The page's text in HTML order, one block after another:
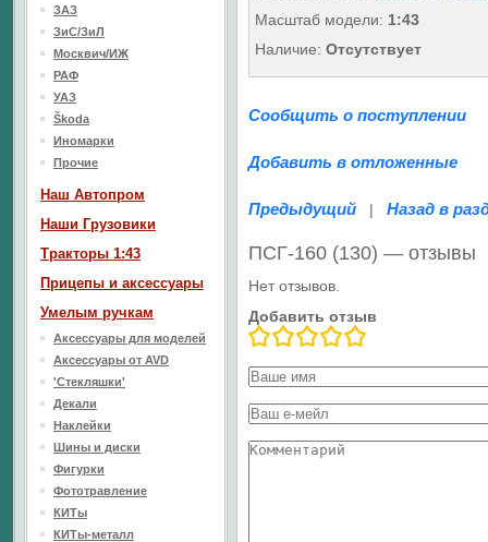
Масштаб модели: 1:43
Наличие: Отсутствует
Сообщить о поступлении
Добавить в отложенные
Предыдущий | Назад в
ПСГ-160 (130) — отзывы
Нет отзывов.
Добавить отзыв
ЗАЗ
ЗиС/ЗиЛ
Москвич/ИЖ
РАФ
УАЗ
Škoda
Иномарки
Прочие
Наш Aвтопром
Наши Грузовики
Тракторы 1:43
Прицепы и аксессуары
Умелым ручкам
Аксессуары для моделей
Аксессуары от AVD
'Стекляшки'
Декали
Наклейки
Шины и диски
Фигурки
Фототравление
КИТы
КИТы-металл